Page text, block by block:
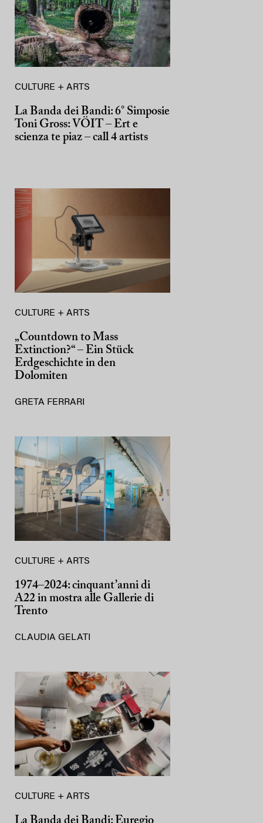
CULTURE + ARTS
La Banda dei Bandi: 6° Simposie
Toni Gross: VÖIT – Ert e
scienza te piaz – call 4 artists
CULTURE + ARTS
„Countdown to Mass
Extinction?“ – Ein Stück
Erdgeschichte in den
Dolomiten
GRETA FERRARI
CULTURE + ARTS
1974–2024: cinquant’anni di
A22 in mostra alle Gallerie di
Trento
CLAUDIA GELATI
CULTURE + ARTS
La Banda dei Bandi: Euregio